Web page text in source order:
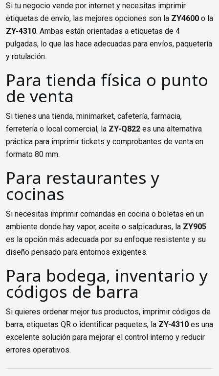
Si tu negocio vende por internet y necesitas imprimir
etiquetas de envío, las mejores opciones son la ZY4600 o la
ZY-4310. Ambas están orientadas a etiquetas de 4
pulgadas, lo que las hace adecuadas para envíos, paquetería
y rotulación.
Para tienda física o punto
de venta
Si tienes una tienda, minimarket, cafetería, farmacia,
ferretería o local comercial, la ZY-Q822 es una alternativa
práctica para imprimir tickets y comprobantes de venta en
formato 80 mm.
Para restaurantes y
cocinas
Si necesitas imprimir comandas en cocina o boletas en un
ambiente donde hay vapor, aceite o salpicaduras, la ZY905
es la opción más adecuada por su enfoque resistente y su
diseño pensado para entornos exigentes.
Para bodega, inventario y
códigos de barra
Si quieres ordenar mejor tus productos, imprimir códigos de
barra, etiquetas QR o identificar paquetes, la ZY-4310 es una
excelente solución para mejorar el control interno y reducir
errores operativos.